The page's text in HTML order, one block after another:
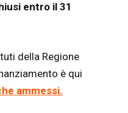
entro il 31
della Regione
è qui
ammessi.